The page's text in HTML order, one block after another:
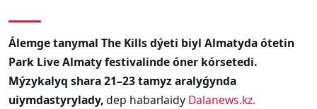
Álemge tanymal The Kills dýeti biyl Almatyda ótetin
Park Live Almaty festivalinde óner kórsetedi.
Mýzykalyq shara 21–23 tamyz aralyǵynda
uiymdastyrylady,dep habarlaidy Dalanews.kz.